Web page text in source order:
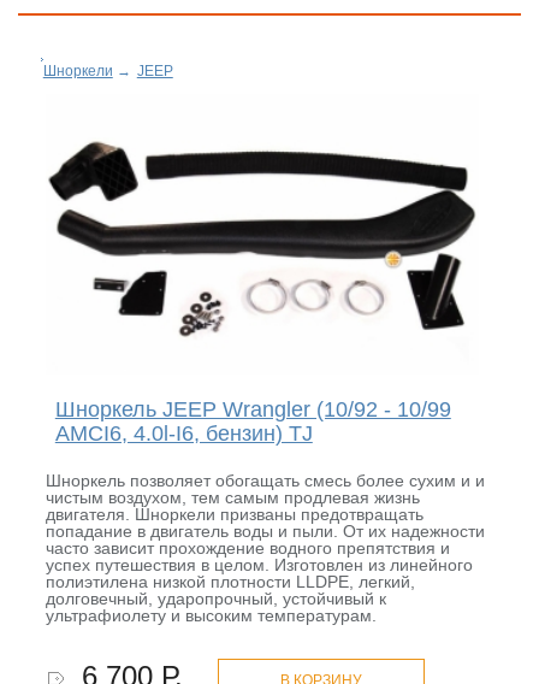
Шноркели → JEEP
Шноркель JEEP Wrangler (10/92 - 10/99
AMCI6, 4.0l-I6, бензин) TJ
Шноркель позволяет обогащать смесь более сухим и и
чистым воздухом, тем самым продлевая жизнь
двигателя. Шноркели призваны предотвращать
попадание в двигатель воды и пыли. От их надежности
часто зависит прохождение водного препятствия и
успех путешествия в целом. Изготовлен из линейного
полиэтилена низкой плотности LLDPE, легкий,
долговечный, ударопрочный, устойчивый к
ультрафиолету и высоким температурам.
6 700 Р.